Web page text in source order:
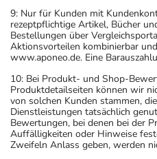
9: Nur für Kunden mit
rezeptpflichtige Artikel, Bücher
Bestellungen über
Aktionsvorteilen kombinierbar
www.aponeo.de. Eine
10: Bei Produkt- und Shop-
Produktdetailseiten können wir
von solchen Kunden stammen,
Dienstleistungen tatsächlich
Bewertungen, bei denen bei der
Auffälligkeiten oder Hinweise
Zweifeln Anlass geben, werden